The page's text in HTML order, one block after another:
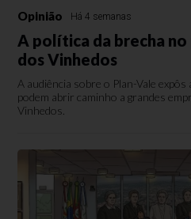
Opinião Há 4 semanas
A política da brecha
dos Vinhedos
A audiência sobre o Plan-Vale
podem abrir caminho a grandes
Vinhedos.